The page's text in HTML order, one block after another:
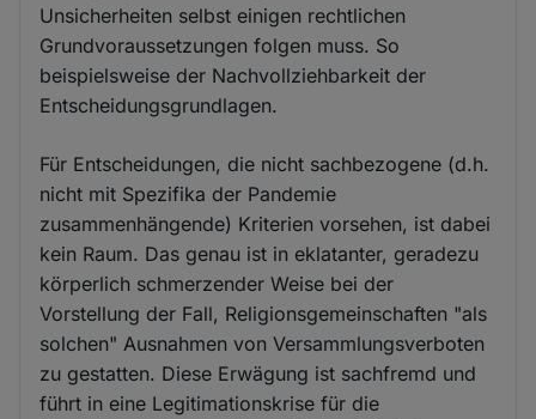
Unsicherheiten selbst einigen rechtlichen
Grundvoraussetzungen folgen muss. So
beispielsweise der Nachvollziehbarkeit der
Entscheidungsgrundlagen.
Für Entscheidungen, die nicht sachbezogene (d.h.
nicht mit Spezifika der Pandemie
zusammenhängende) Kriterien vorsehen, ist dabei
kein Raum. Das genau ist in eklatanter, geradezu
körperlich schmerzender Weise bei der
Vorstellung der Fall, Religionsgemeinschaften "als
solchen" Ausnahmen von Versammlungsverboten
zu gestatten. Diese Erwägung ist sachfremd und
führt in eine Legitimationskrise für die